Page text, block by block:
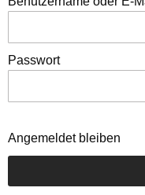
Passwort
Angemeldet bleiben